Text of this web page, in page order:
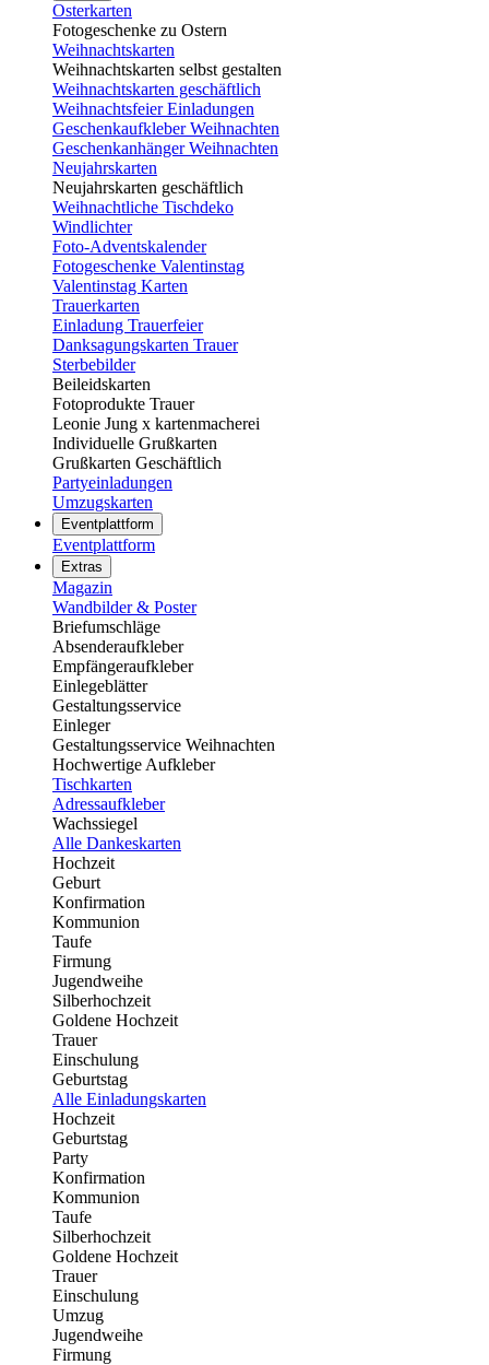
Osterkarten
Fotogeschenke zu Ostern
Weihnachtskarten
Weihnachtskarten selbst gestalten
Weihnachtskarten geschäftlich
Weihnachtsfeier Einladungen
Geschenkaufkleber Weihnachten
Geschenkanhänger Weihnachten
Neujahrskarten
Neujahrskarten geschäftlich
Weihnachtliche Tischdeko
Windlichter
Foto-Adventskalender
Fotogeschenke Valentinstag
Valentinstag Karten
Trauerkarten
Einladung Trauerfeier
Danksagungskarten Trauer
Sterbebilder
Beileidskarten
Fotoprodukte Trauer
Leonie Jung x kartenmacherei
Individuelle Grußkarten
Grußkarten Geschäftlich
Partyeinladungen
Umzugskarten
Eventplattform
Eventplattform
Extras
Magazin
Wandbilder & Poster
Briefumschläge
Absenderaufkleber
Empfängeraufkleber
Einlegeblätter
Gestaltungsservice
Einleger
Gestaltungsservice Weihnachten
Hochwertige Aufkleber
Tischkarten
Adressaufkleber
Wachssiegel
Alle Dankeskarten
Hochzeit
Geburt
Konfirmation
Kommunion
Taufe
Firmung
Jugendweihe
Silberhochzeit
Goldene Hochzeit
Trauer
Einschulung
Geburtstag
Alle Einladungskarten
Hochzeit
Geburtstag
Party
Konfirmation
Kommunion
Taufe
Silberhochzeit
Goldene Hochzeit
Trauer
Einschulung
Umzug
Jugendweihe
Firmung